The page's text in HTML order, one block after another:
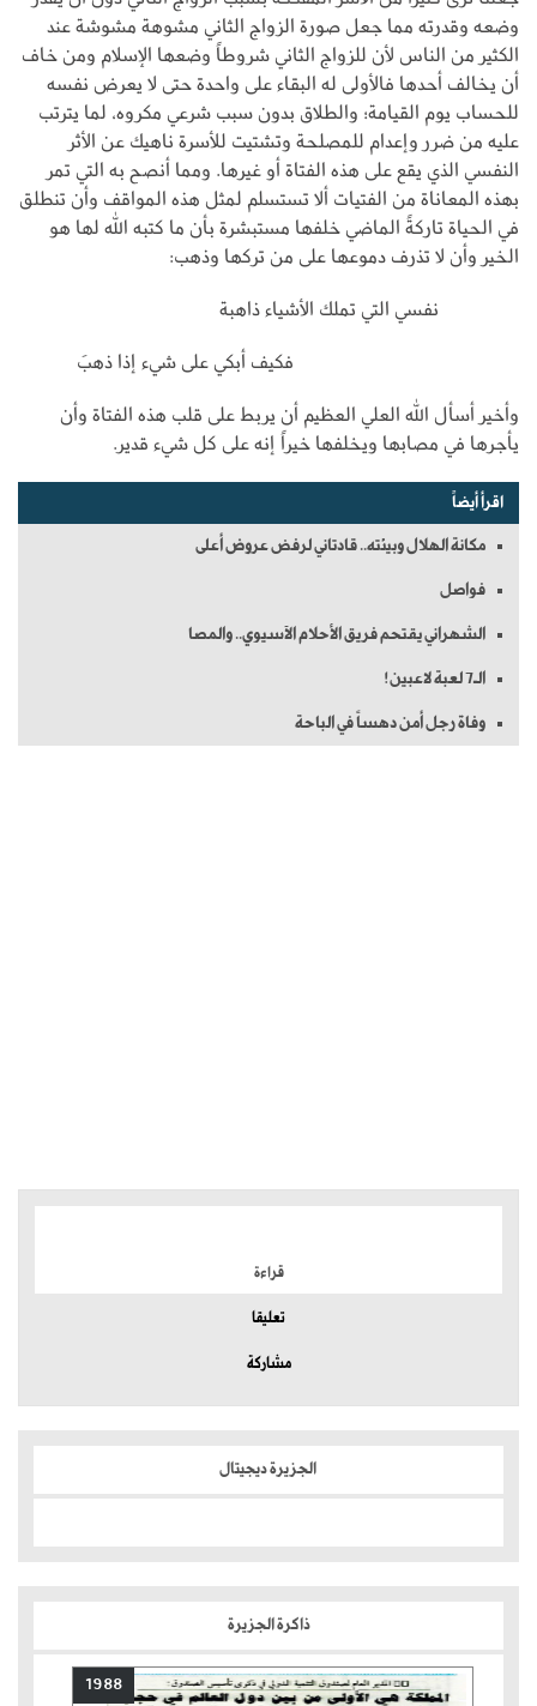
وضعه وقدرته مما جعل صورة الزواج الثاني مشوهة مشوشة عند
الكثير من الناس لأن للزواج الثاني شروطاً وضعها الإسلام ومن خاف
أن يخالف أحدها فالأولى له البقاء على واحدة حتى لا يعرض نفسه
للحساب يوم القيامة؛ والطلاق بدون سبب شرعي مكروه، لما يترتب
عليه من ضرر وإعدام للمصلحة وتشتيت للأسرة ناهيك عن الأثر
النفسي الذي يقع على هذه الفتاة أو غيرها. ومما أنصح به التي تمر
بهذه المعاناة من الفتيات ألا تستسلم لمثل هذه المواقف وأن تنطلق
في الحياة تاركةً الماضي خلفها مستبشرة بأن ما كتبه الله لها هو
الخير وأن لا تذرف دموعها على من تركها وذهب:
نفسي التي تملك الأشياء ذاهبة
فكيف أبكي على شيء إذا ذهبَ
وأخير أسأل الله العلي العظيم أن يربط على قلب هذه الفتاة وأن
يأجرها في مصابها ويخلفها خيراً إنه على كل شيء قدير.
اقرأ أيضاً
مكانة الهلال وبيئته.. قادتاني لرفض عروض أعلى
فواصل
الشهراني يقتحم فريق الأحلام الآسيوي.. والمصا
الـ7 لعبة لاعبين!
وفاة رجل أمن دهساً في الباحة
قراءة
تعليقا
مشاركة
الجزيرة ديجيتال
ذاكرة الجزيرة
1988